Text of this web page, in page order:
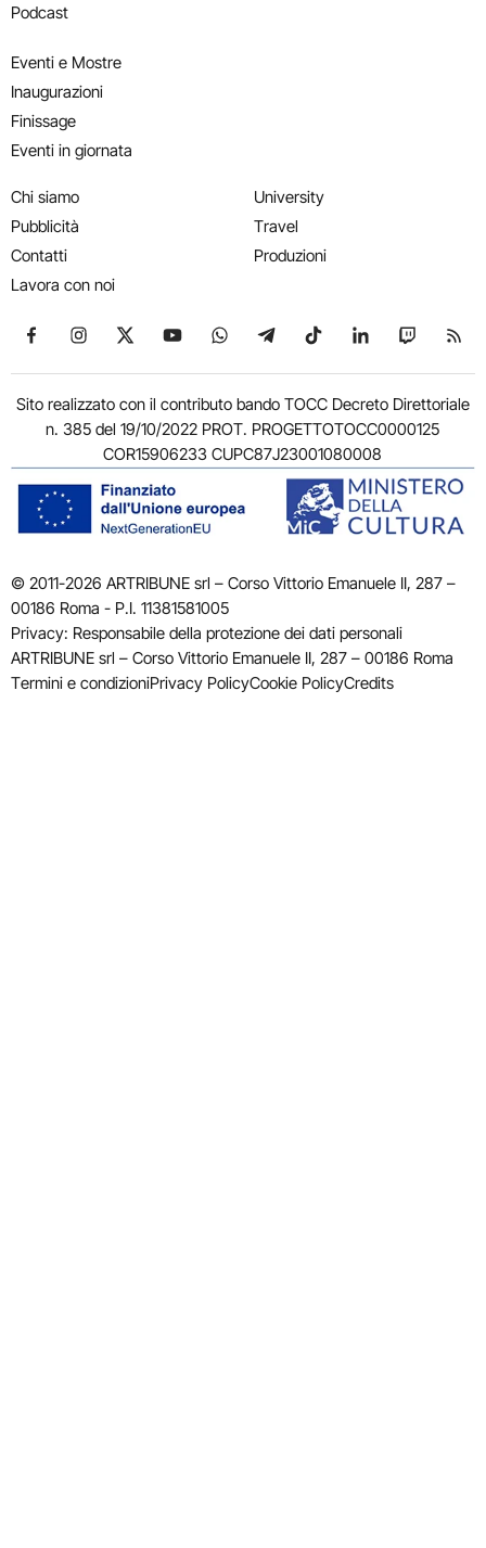
Podcast
Eventi e Mostre
Inaugurazioni
Finissage
Eventi in giornata
Chi siamo
Pubblicità
Contatti
Lavora con noi
University
Travel
Produzioni
Seguici su Facebook
Seguici su Instagram
Seguici su X
Seguici su YouTube
Seguici su WhatsApp
Seguici su Telegram
Seguici su TikTok
Seguici su
Seguici
Sito realizzato con il contributo bando TOCC Decreto Direttoriale
n. 385 del 19/10/2022 PROT. PROGETTOTOCC0000125
COR15906233 CUPC87J23001080008
© 2011-2026 ARTRIBUNE srl – Corso Vittorio Emanuele II, 287 –
00186 Roma - P.I. 11381581005
Privacy: Responsabile della protezione dei dati personali
ARTRIBUNE srl – Corso Vittorio Emanuele II, 287 – 00186 Roma
Termini e condizioniPrivacy PolicyCookie PolicyCredits